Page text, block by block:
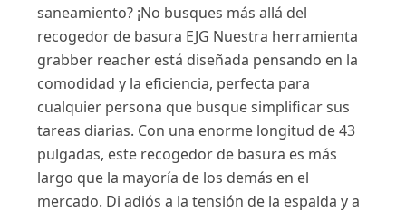
saneamiento? ¡No busques más allá del
recogedor de basura EJG Nuestra herramienta
grabber reacher está diseñada pensando en la
comodidad y la eficiencia, perfecta para
cualquier persona que busque simplificar sus
tareas diarias. Con una enorme longitud de 43
pulgadas, este recogedor de basura es más
largo que la mayoría de los demás en el
mercado. Di adiós a la tensión de la espalda y a